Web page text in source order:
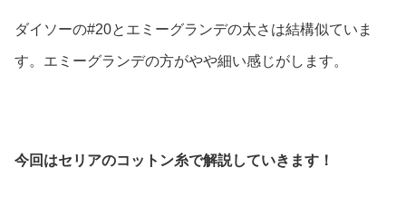
ダイソーの#20とエミーグランデの太さは結構似ていま
す。エミーグランデの方がやや細い感じがします。
今回はセリアのコットン糸で解説していきます！